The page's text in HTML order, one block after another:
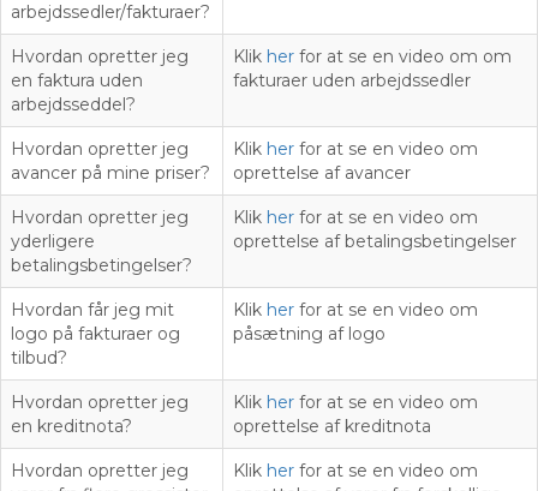
arbejdssedler/fakturaer?
Hvordan opretter jeg
en faktura uden
arbejdsseddel?
Klik her for at se en video om om
fakturaer uden arbejdssedler
Hvordan opretter jeg
avancer på mine priser?
Klik her for at se en video om
oprettelse af avancer
Hvordan opretter jeg
yderligere
betalingsbetingelser?
Klik her for at se en video om
oprettelse af betalingsbetingelser
Hvordan får jeg mit
logo på fakturaer og
tilbud?
Klik her for at se en video om
påsætning af logo
Hvordan opretter jeg
en kreditnota?
Klik her for at se en video om
oprettelse af kreditnota
Hvordan opretter jeg
Klik her for at se en video om